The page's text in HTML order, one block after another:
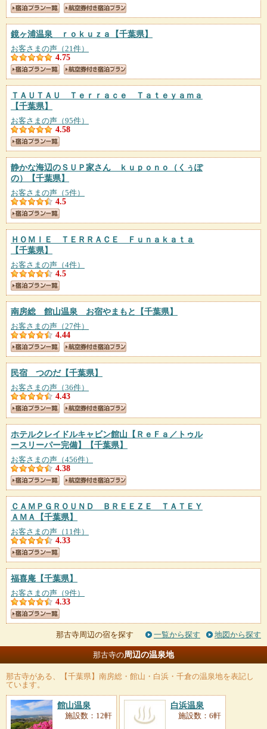
鏡ヶ浦温泉 ｒｏｋｕｚａ 【千葉県】
お客さまの声（21件）
4.75
ＴＡＵＴＡＵ Ｔｅｒｒａｃｅ Ｔａｔｅｙａｍａ
【千葉県】
お客さまの声（95件）
4.58
静かな海辺のＳＵＰ家さん ｋｕｐｏｎｏ（くぅぽ
の）
【千葉県】
お客さまの声（5件）
4.5
ＨＯＭＩＥ ＴＥＲＲＡＣＥ Ｆｕｎａｋａｔａ
【千葉県】
お客さまの声（4件）
4.5
南房総 館山温泉 お宿やまもと 【千葉県】
お客さまの声（27件）
4.44
民宿 つのだ【千葉県】
お客さまの声（36件）
4.43
ホテルクレイドルキャビン館山【ＲｅＦａ／トゥル
ースリーパー完備】
【千葉県】
お客さまの声（456件）
4.38
ＣＡＭＰＧＲＯＵＮＤ ＢＲＥＥＺＥ ＴＡＴＥＹ
ＡＭＡ
【千葉県】
お客さまの声（11件）
4.33
福喜庵 【千葉県】
お客さまの声（9件）
4.33
那古寺周辺の宿を探す 一覧から探す 地図から探す
那古寺の周辺の温泉地
那古寺がある、【千葉県】南房総・館山・白浜・千倉の温泉地を表記し
ています。
館山温泉
施設数：12軒
白浜温泉
施設数：6軒